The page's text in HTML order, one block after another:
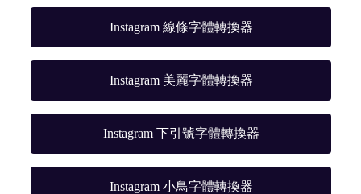
Instagram 線條字體轉換器
Instagram 美麗字體轉換器
Instagram 下引號字體轉換器
Instagram 小鳥字體轉換器